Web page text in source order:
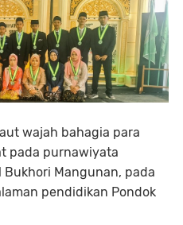
wajah bahagia para
pada purnawiyata
Bukhori Mangunan, pada
pendidikan Pondok